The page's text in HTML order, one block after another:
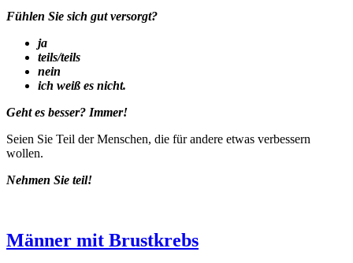
Fühlen Sie sich gut versorgt?
ja
teils/teils
nein
ich weiß es nicht.
Geht es besser? Immer!
Seien Sie Teil der Menschen, die für andere etwas verbessern
wollen.
Nehmen Sie teil!
Männer mit Brustkrebs